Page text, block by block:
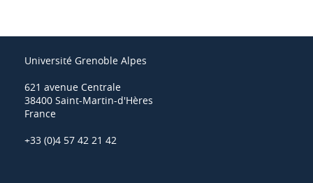
Université Grenoble Alpes
621 avenue Centrale
38400 Saint-Martin-d'Hères
France
+33 (0)4 57 42 21 42